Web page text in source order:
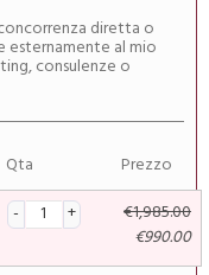
diretta o
esternamente al mio
consulenze o
Qta Prezzo
€1,985.00
€990.00